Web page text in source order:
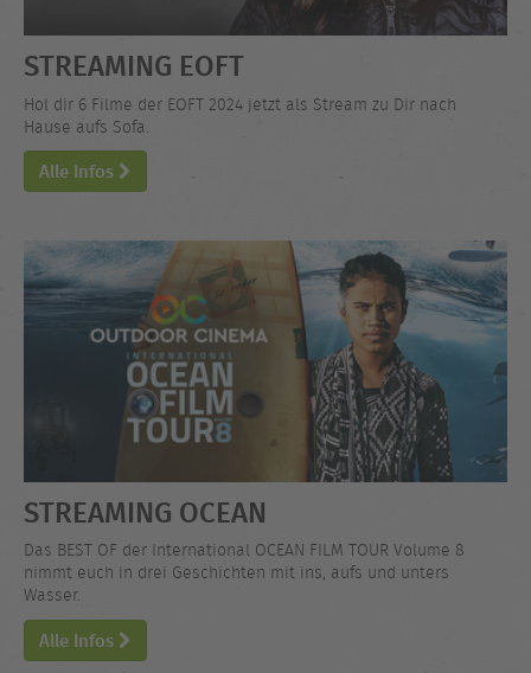
STREAMING EOFT
Hol dir 6 Filme der EOFT 2024 jetzt als Stream zu Dir nach
Hause aufs Sofa.
Alle Infos
STREAMING OCEAN
Das BEST OF der International OCEAN FILM TOUR Volume 8
nimmt euch in drei Geschichten mit ins, aufs und unters
Wasser.
Alle Infos